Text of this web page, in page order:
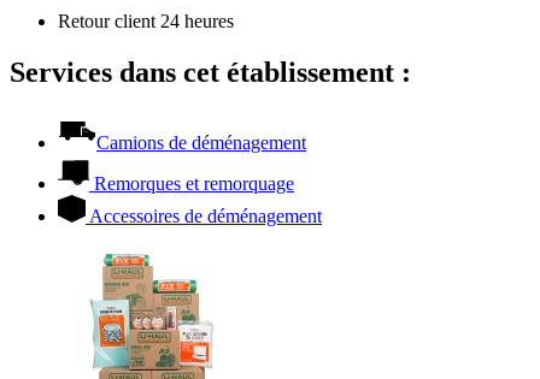
Retour client 24 heures
Services dans cet établissement :
Camions de déménagement
Remorques et remorquage
Accessoires de déménagement